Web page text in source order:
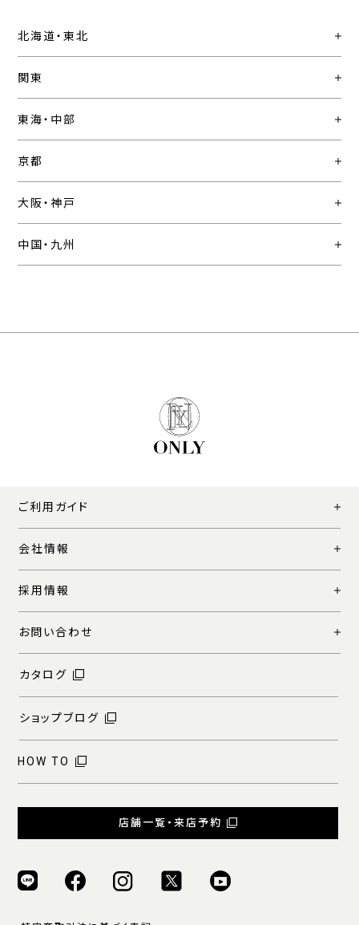
北海道・東北
関東
東海・中部
京都
大阪・神戸
中国・九州
ご利用ガイド
会社情報
採用情報
お問い合わせ
カタログ
ショップブログ
HOW TO
店舗一覧・来店予約